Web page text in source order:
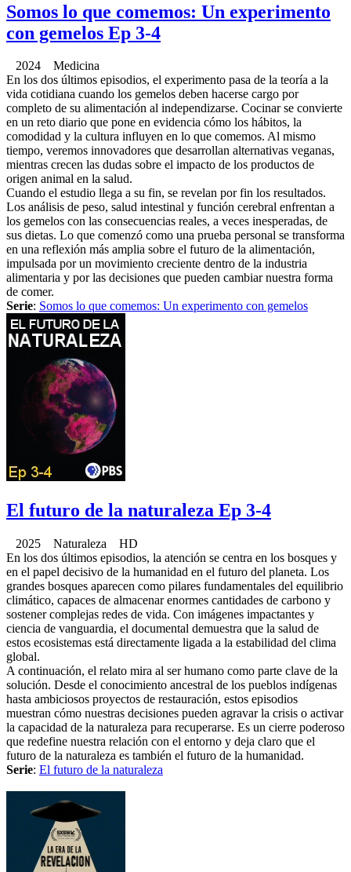
Somos lo que comemos: Un experimento
con gemelos Ep 3-4
2024 Medicina
En los dos últimos episodios, el experimento pasa de la teoría a la
vida cotidiana cuando los gemelos deben hacerse cargo por
completo de su alimentación al independizarse. Cocinar se convierte
en un reto diario que pone en evidencia cómo los hábitos, la
comodidad y la cultura influyen en lo que comemos. Al mismo
tiempo, veremos innovadores que desarrollan alternativas veganas,
mientras crecen las dudas sobre el impacto de los productos de
origen animal en la salud.
Cuando el estudio llega a su fin, se revelan por fin los resultados.
Los análisis de peso, salud intestinal y función cerebral enfrentan a
los gemelos con las consecuencias reales, a veces inesperadas, de
sus dietas. Lo que comenzó como una prueba personal se transforma
en una reflexión más amplia sobre el futuro de la alimentación,
impulsada por un movimiento creciente dentro de la industria
alimentaria y por las decisiones que pueden cambiar nuestra forma
de comer.
Serie: Somos lo que comemos: Un experimento con gemelos
El futuro de la naturaleza Ep 3-4
2025 Naturaleza HD
En los dos últimos episodios, la atención se centra en los bosques y
en el papel decisivo de la humanidad en el futuro del planeta. Los
grandes bosques aparecen como pilares fundamentales del equilibrio
climático, capaces de almacenar enormes cantidades de carbono y
sostener complejas redes de vida. Con imágenes impactantes y
ciencia de vanguardia, el documental demuestra que la salud de
estos ecosistemas está directamente ligada a la estabilidad del clima
global.
A continuación, el relato mira al ser humano como parte clave de la
solución. Desde el conocimiento ancestral de los pueblos indígenas
hasta ambiciosos proyectos de restauración, estos episodios
muestran cómo nuestras decisiones pueden agravar la crisis o activar
la capacidad de la naturaleza para recuperarse. Es un cierre poderoso
que redefine nuestra relación con el entorno y deja claro que el
futuro de la naturaleza es también el futuro de la humanidad.
Serie: El futuro de la naturaleza